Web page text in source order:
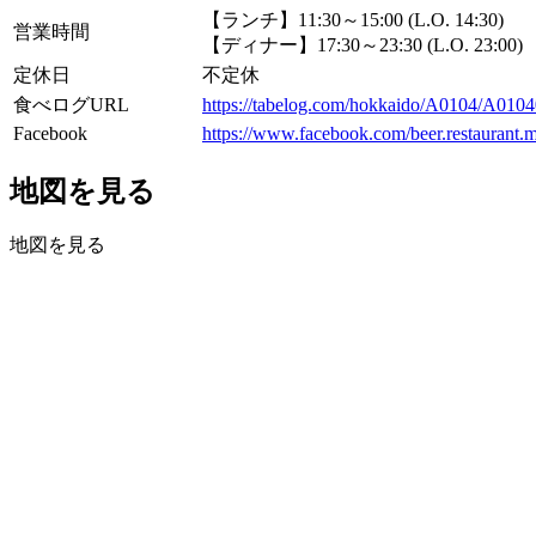
営業時間
【ランチ】11:30～15:00 (L.O. 14:30)
【ディナー】17:30～23:30 (L.O. 23:00)
定休日
不定休
食べログURL
https://tabelog.com/hokkaido/A0104/
Facebook
https://www.facebook.com/
地図を見る
地図を見る